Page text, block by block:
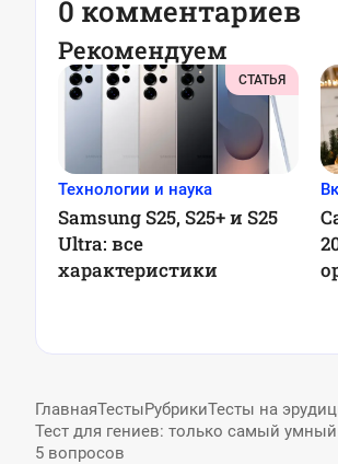
0 комментариев
Рекомендуем
СТАТЬЯ
Технологии и наука
Samsung S25, S25+ и S25
Ultra: все
характеристики
ГлавнаяТестыРубрикиТесты на
Тест для гениев: только самый умный
5 вопросов